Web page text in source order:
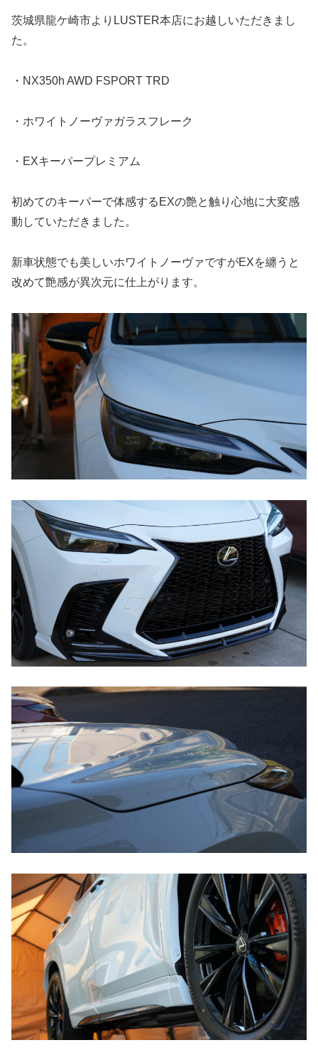
茨城県龍ケ崎市よりLUSTER本店にお越しいただきまし
た。
・NX350h AWD FSPORT TRD
・ホワイトノーヴァガラスフレーク
・EXキーパープレミアム
初めてのキーパーで体感するEXの艶と触り心地に大変感
動していただきました。
新車状態でも美しいホワイトノーヴァですがEXを纏うと
改めて艶感が異次元に仕上がります。